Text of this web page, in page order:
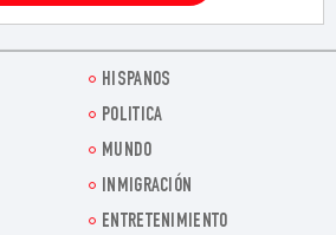
HISPANOS
POLITICA
MUNDO
INMIGRACIÓN
ENTRETENIMIENTO